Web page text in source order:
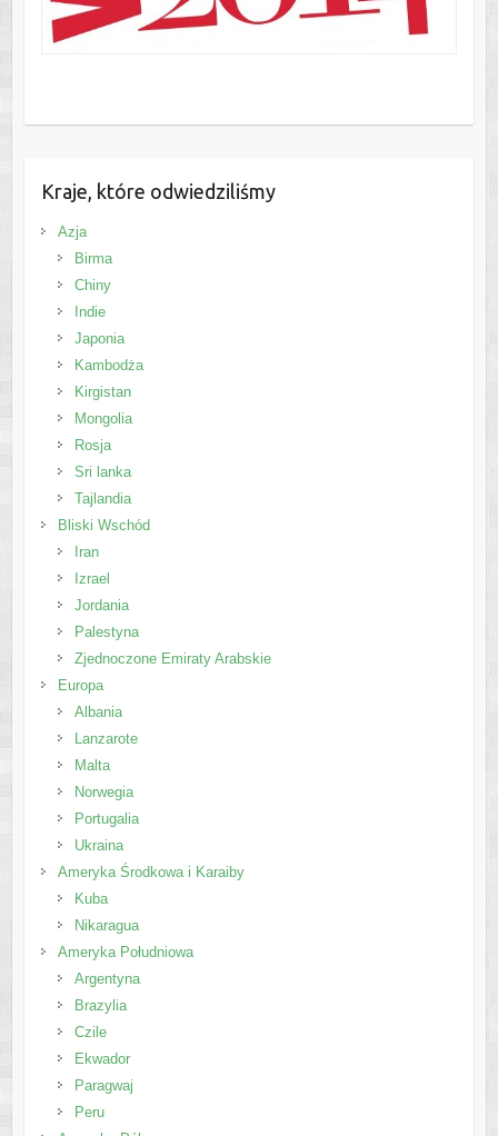
Kraje, które odwiedziliśmy
Azja
Birma
Chiny
Indie
Japonia
Kambodża
Kirgistan
Mongolia
Rosja
Sri lanka
Tajlandia
Bliski Wschód
Iran
Izrael
Jordania
Palestyna
Zjednoczone Emiraty Arabskie
Europa
Albania
Lanzarote
Malta
Norwegia
Portugalia
Ukraina
Ameryka Środkowa i Karaiby
Kuba
Nikaragua
Ameryka Południowa
Argentyna
Brazylia
Czile
Ekwador
Paragwaj
Peru